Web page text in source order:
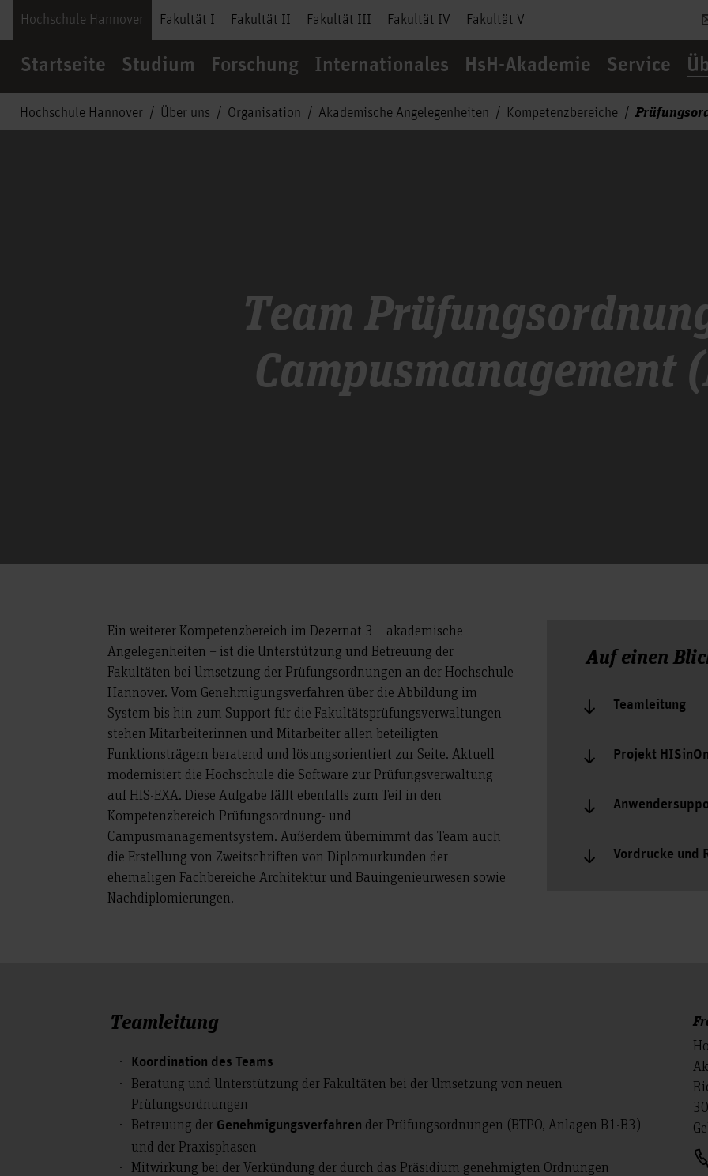
Hochschule Hannover Fakultät I Fakultät II Fakultät III Fakultät IV Fakultät V
Startseite Studium Forschung Internationales HsH-Akademie Service
Hochschule Hannover Über uns Organisation Akademische Angelegenheiten Kompetenzbereiche
Team
Campusmanagement
Ein weiterer Kompetenzbereich im Dezernat 3 – akademische
Angelegenheiten – ist die Unterstützung und Betreuung der
Fakultäten bei Umsetzung der Prüfungsordnungen an der Hochschule
Hannover. Vom Genehmigungsverfahren über die Abbildung im
System bis hin zum Support für die Fakultätsprüfungsverwaltungen
stehen Mitarbeiterinnen und Mitarbeiter allen beteiligten
Funktionsträgern beratend und lösungsorientiert zur Seite. Aktuell
modernisiert die Hochschule die Software zur Prüfungsverwaltung
auf HIS-EXA. Diese Aufgabe fällt ebenfalls zum Teil in den
Kompetenzbereich Prüfungsordnung- und
Campusmanagementsystem. Außerdem übernimmt das Team auch
die Erstellung von Zweitschriften von Diplomurkunden der
ehemaligen Fachbereiche Architektur und Bauingenieurwesen sowie
Nachdiplomierungen.
Auf einen
Teamleitung
Projekt
Vordrucke und
Teamleitung
Koordination des Teams
Beratung und Unterstützung der Fakultäten bei der Umsetzung von neuen
Prüfungsordnungen
Betreuung der Genehmigungsverfahren der Prüfungsordnungen (BTPO, Anlagen B1-B3)
und der Praxisphasen
Mitwirkung bei der Verkündung der durch das Präsidium genehmigten Ordnungen